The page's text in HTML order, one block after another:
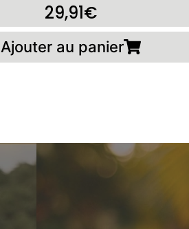
29,91€
Ajouter au panier